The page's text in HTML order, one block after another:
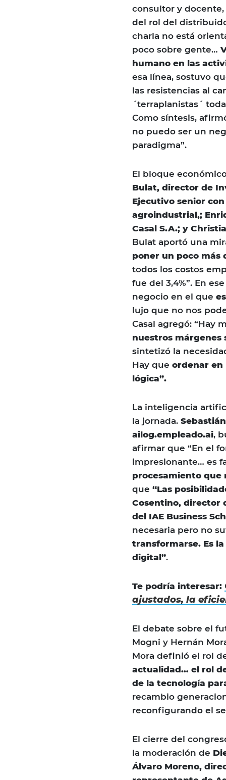
consultor y
del rol del
charla no está
poco sobre gente…
humano en las
esa línea, sostuvo
las resistencias al
´terraplanistas´
Como síntesis,
no puedo ser un
paradigma”.
El bloque
Bulat, director de
Ejecutivo senior
agroindustrial,;
Casal S.A.; y
Bulat aportó una
poner un poco más
todos los costos
fue del 3,4%”. En
negocio en el que
lujo que no nos
Casal agregó: “Hay
nuestros márgenes
sintetizó la
Hay que ordenar en
lógica”.
La inteligencia
la jornada.
ailog.empleado.ai,
afirmar que “En el
impresionante… es
procesamiento que
que “Las
Cosentino, director
del IAE Business
necesaria pero no
transformarse. Es
digital”.
Te podría interesar:
ajustados, la
El debate sobre el
Mogni y Hernán
Mora definió el rol
actualidad… el rol
de la tecnología
recambio
reconfigurando el
El cierre del
la moderación de
Álvaro Moreno,